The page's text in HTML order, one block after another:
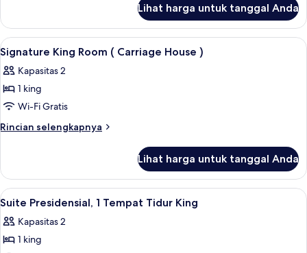
King
(Eau
de
Vie)
Suite,
Tempat
Tidur
King
(Eau
Vie)
Lihat harga untuk tanggal Anda
Lihat
semua
foto
untuk
Signature
King
Carriage
House
)
Seprai Frette Italia, seprai premium,
2
Signature King Room ( Carriage House )
Kapasitas 2
1 king
Wi-Fi Gratis
Rincian selengkapnya
Rincian
Signature
King
Room
Carriage
House
Lihat harga untuk tanggal Anda
Lihat
semua
foto
untuk
Seprai Frette Italia, seprai premium,
1
Suite Presidensial, 1 Tempat Tidur King
Kapasitas 2
1 king